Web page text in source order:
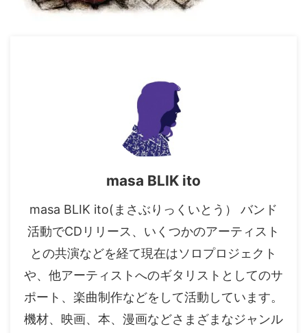
masa BLIK ito
masa BLIK ito(まさぶりっくいとう） バンド
活動でCDリリース、いくつかのアーティスト
との共演などを経て現在はソロプロジェクト
や、他アーティストへのギタリストとしてのサ
ポート、楽曲制作などをして活動しています。
機材、映画、本、漫画などさまざまなジャンル